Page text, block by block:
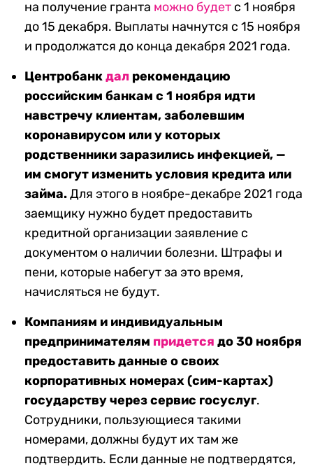
на получение гранта можно будет с 1 ноября
до 15 декабря. Выплаты начнутся с 15 ноября
и продолжатся до конца декабря 2021 года.
Центробанкдал рекомендацию
российским банкам с 1 ноября идти
навстречу клиентам, заболевшим
коронавирусом или у которых
родственники заразились инфекцией, —
им смогут изменить условия кредита или
займа.Для этого в ноябре-декабре 2021 года
заемщику нужно будет предоставить
кредитной организации заявление с
документом о наличии болезни. Штрафы и
пени, которые набегут за это время,
начисляться не будут.
Компаниям и индивидуальным
предпринимателям придется до 30 ноября
предоставить данные о своих
корпоративных номерах (сим-картах)
государству через сервис госуслуг.
Сотрудники, пользующиеся такими
номерами, должны будут их там же
подтвердить. Если данные не подтвердятся,